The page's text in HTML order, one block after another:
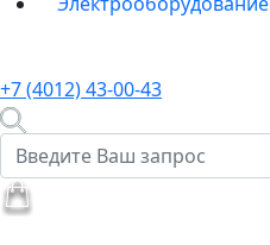
+7 (4012) 43-00-43